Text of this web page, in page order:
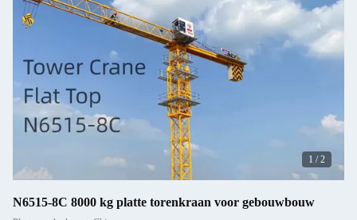
1 /2
N6515-8C 8000 kg platte torenkraan voor gebouwbouw